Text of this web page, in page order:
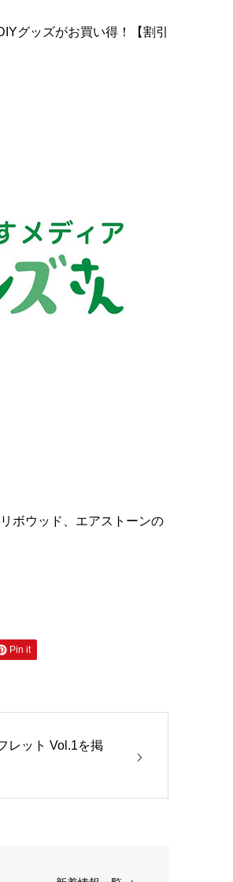
グッズがお買い得！【割引
ボウッド、エアストーンの
Pin it
レット Vol.1を掲